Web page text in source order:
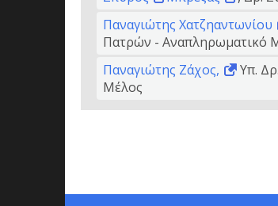
Παναγιώτης Χατζηαντωνίου
Πατρών - Αναπληρωματικό
Παναγιώτης Ζάχος,
Υπ.
Μέλος